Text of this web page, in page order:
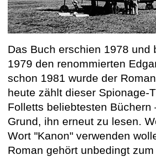
Das Buch erschien 1978 und
1979 den renommierten
schon 1981 wurde der
heute zählt dieser Spionage-
Folletts beliebtesten Büchern
Grund, ihn erneut zu lesen.
Wort "Kanon" verwenden
Roman gehört unbedingt